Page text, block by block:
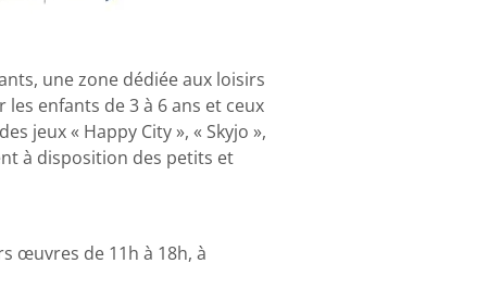
une zone dédiée aux loisirs
enfants de 3 à 6 ans et ceux
jeux « Happy City », « Skyjo »,
à disposition des petits et
œuvres de 11h à 18h, à